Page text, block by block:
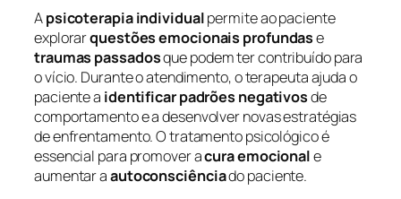
Apsicoterapia individualpermite ao paciente
explorarquestões emocionais profundase
traumas passadosque podem ter contribuído para
o vício. Durante o atendimento, o terapeuta ajuda o
paciente a identificar padrões negativosde
comportamento e a desenvolver novas estratégias
de enfrentamento. O tratamento psicológico é
essencial para promover acura emocionale
aumentar aautoconsciênciado paciente.